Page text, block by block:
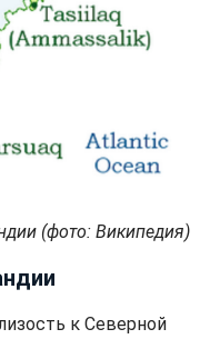
(фото: Википедия)
к Северной